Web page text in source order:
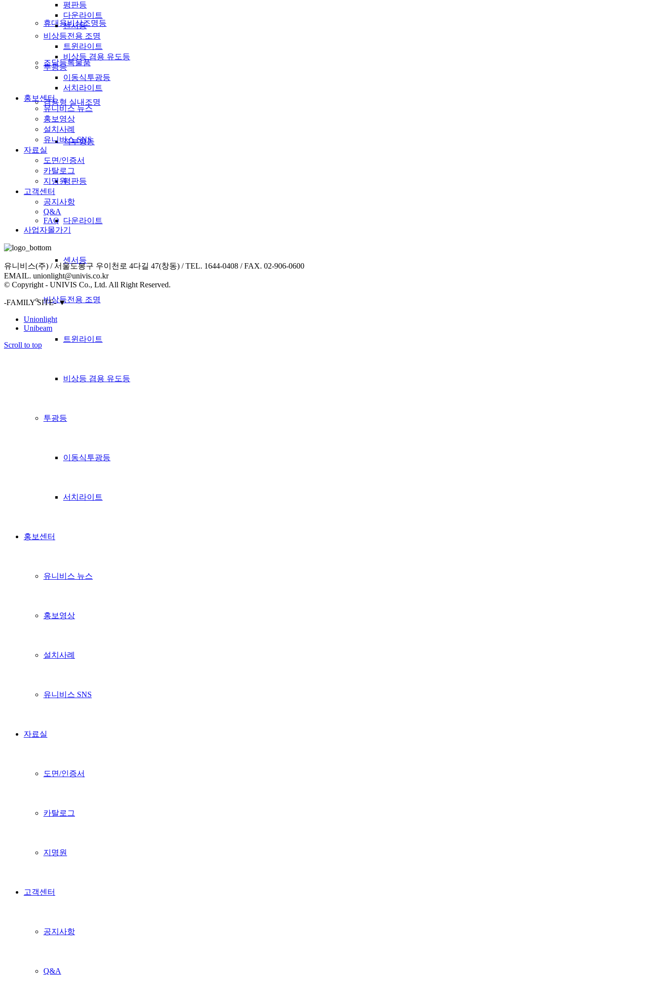
휴대용비상조명등
조달등록물품
겸용형 실내조명
직부형등
평판등
다운라이트
센서등
비상등전용 조명
트윈라이트
비상등 겸용 유도등
투광등
이동식투광등
서치라이트
홍보센터
유니비스 뉴스
홍보영상
설치사례
유니비스 SNS
자료실
도면/인증서
카탈로그
지명원
고객센터
공지사항
Q&A
평판등
다운라이트
센서등
비상등전용 조명
트윈라이트
비상등 겸용 유도등
투광등
이동식투광등
서치라이트
홍보센터
유니비스 뉴스
홍보영상
설치사례
유니비스 SNS
자료실
도면/인증서
카탈로그
지명원
고객센터
공지사항
Q&A
FAQ
사업자몰가기
유니비스(주) / 서울도봉구 우이천로 4다길 47(창동) / TEL. 1644-0408 / FAX. 02-906-0600
EMAIL. unionlight@univis.co.kr
© Copyright - UNIVIS Co., Ltd. All Right Reserved.
-FAMILY SITE-▼
Unionlight
Unibeam
Scroll to top